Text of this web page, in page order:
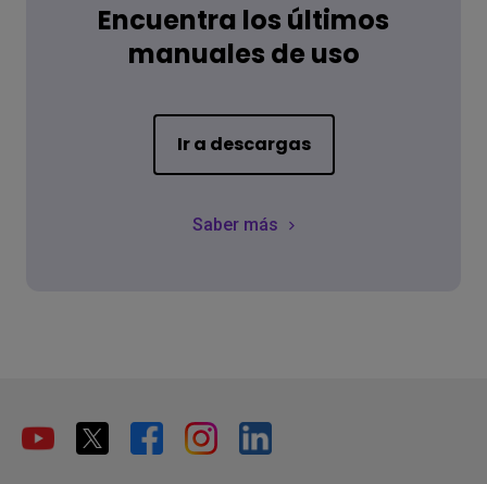
Encuentra los últimos
manuales de uso
Ir a descargas
Saber más